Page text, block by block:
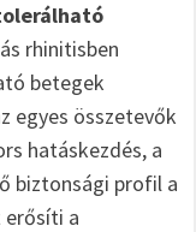
rhinitisben
betegek
egyes összetevők
hatáskezdés, a
biztonsági profil a
erősíti a